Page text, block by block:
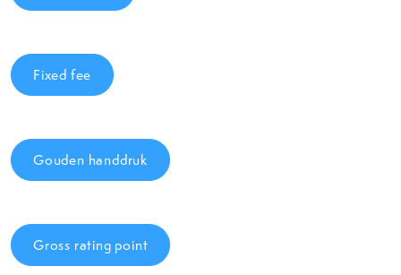
Fixed fee
Gouden handdruk
Gross rating point